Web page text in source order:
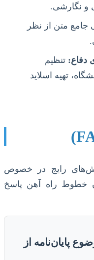
و نگارشی.
جامع متن از نظر
دفاع: تنظیم
تهیه اسلاید
رایج در خصوص
خطوط راه آهن پاسخ
پایان‌نامه از